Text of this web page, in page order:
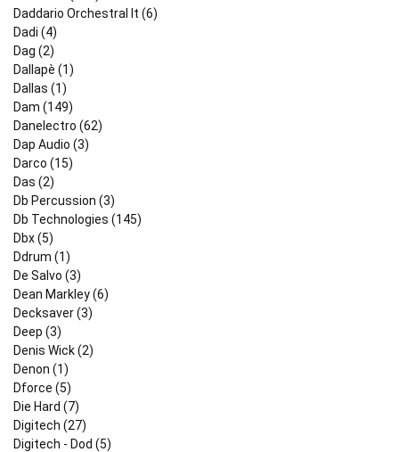
Daddario Orchestral It (6)
Dadi (4)
Dag (2)
Dallapè (1)
Dallas (1)
Dam (149)
Danelectro (62)
Dap Audio (3)
Darco (15)
Das (2)
Db Percussion (3)
Db Technologies (145)
Dbx (5)
Ddrum (1)
De Salvo (3)
Dean Markley (6)
Decksaver (3)
Deep (3)
Denis Wick (2)
Denon (1)
Dforce (5)
Die Hard (7)
Digitech (27)
Digitech - Dod (5)